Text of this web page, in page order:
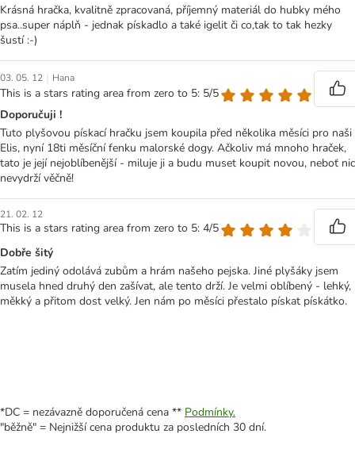
Krásná hračka, kvalitně zpracovaná, příjemný materiál do hubky mého
psa..super náplň - jednak pískadlo a také igelit či co,tak to tak hezky
šustí :-)
03. 05. 12 | Hana
This is a stars rating area from zero to 5: 5/5
Doporučuji !
Tuto plyšovou pískací hračku jsem koupila před několika měsíci pro naši
Elis, nyní 18ti měsíční fenku malorské dogy. Ačkoliv má mnoho hraček,
tato je její nejoblíbenější - miluje ji a budu muset koupit novou, neboť nic
nevydrží věčně!
21. 02. 12
This is a stars rating area from zero to 5: 4/5
Dobře šitý
Zatím jediný odolává zubům a hrám našeho pejska. Jiné plyšáky jsem
musela hned druhý den zašívat, ale tento drží. Je velmi oblíbený - lehký,
měkký a přitom dost velký. Jen nám po měsíci přestalo pískat pískátko.
*DC = nezávazně doporučená cena ** Podmínky.
"běžně" = Nejnižší cena produktu za posledních 30 dní.